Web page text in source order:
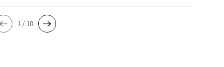
1 / 10